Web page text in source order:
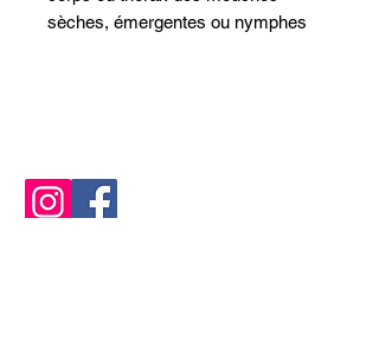
sèches, émergentes ou nymphes